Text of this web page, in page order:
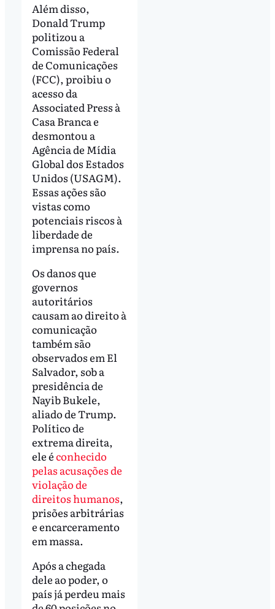
Além disso,
Donald Trump
politizou a
Comissão Federal
de Comunicações
(FCC), proibiu o
acesso da
Associated Press à
Casa Branca e
desmontou a
Agência de Mídia
Global dos Estados
Unidos (USAGM).
Essas ações são
vistas como
potenciais riscos à
liberdade de
imprensa no país.
Os danos que
governos
autoritários
causam ao direito à
comunicação
também são
observados em El
Salvador, sob a
presidência de
Nayib Bukele,
aliado de Trump.
Político de
extrema direita,
ele éconhecido
pelas acusações de
violação de
direitos humanos,
prisões arbitrárias
e encarceramento
em massa.
Após a chegada
dele ao poder, o
país já perdeu mais